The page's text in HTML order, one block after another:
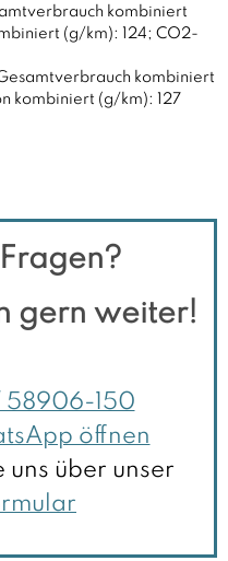
kombiniert
(g/km): 124; CO2-
kombiniert
kombiniert (g/km): 127
gern weiter!
58906-150
öffnen
uns über unser